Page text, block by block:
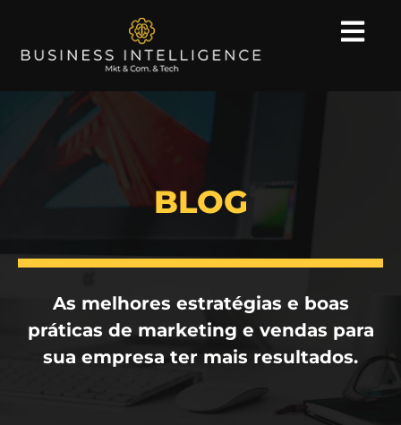
BLOG
As melhores estratégias e boas
práticas de marketing e vendas para
sua empresa ter mais resultados.